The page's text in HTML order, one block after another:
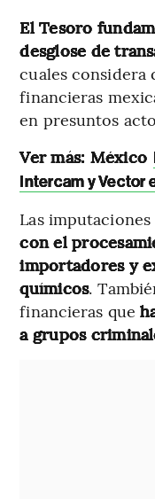
El Tesoro
desglose de
cuales considera
financieras
en presuntos
Ver más: México
Intercam y Vector
Las
con el
importadores y
químicos.
financieras que
a grupos